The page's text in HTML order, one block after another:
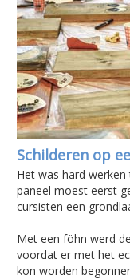
Schilderen op
Het was hard
paneel moest eerst
cursisten een
Met een föhn werd
voordat er met het
kon worden